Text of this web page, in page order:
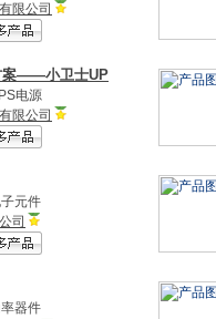
限公司
案——小卫士UP
电源
限公司
元件
司
器件